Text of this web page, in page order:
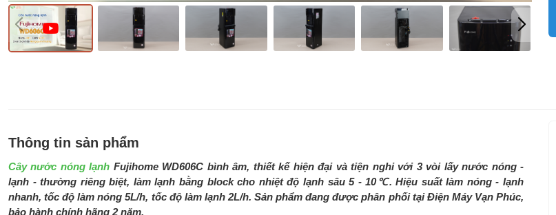
Thông tin sản phẩm
Cây nước nóng lạnh Fujihome WD606C bình âm, thiết kế hiện đại và tiện nghi với 3 vòi lấy nước nóng -
lạnh - thường riêng biệt, làm lạnh bằng block cho nhiệt độ lạnh sâu 5 - 10℃. Hiệu suất làm nóng - lạnh
nhanh, tốc độ làm nóng 5L/h, tốc độ làm lạnh 2L/h. Sản phẩm đang được phân phối tại Điện Máy Vạn Phúc,
bảo hành chính hãng 2 năm.